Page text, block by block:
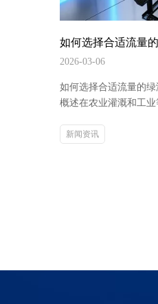
如何选择合适流量
2026-03-06
如何选择合适流量的
概述在农业灌溉和工业
品线具有显著优势。
新闻资讯